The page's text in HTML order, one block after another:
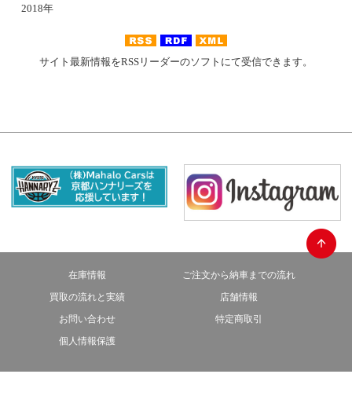
2018年
サイト最新情報をRSSリーダーのソフトにて受信できます。
在庫情報
ご注文から納車までの流れ
買取の流れと実績
店舗情報
お問い合わせ
特定商取引
個人情報保護